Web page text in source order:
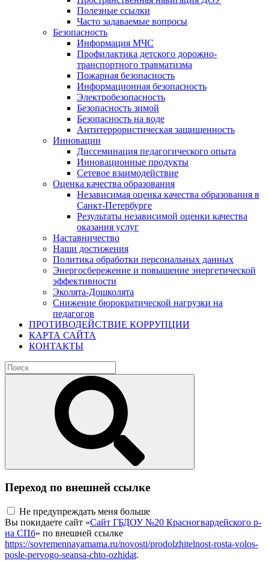
Полезные ссылки
Часто задаваемые вопросы
Безопасность
Информация МЧС
Профилактика детского дорожно-
транспортного травматизма
Пожарная безопасность
Информационная безопасность
Электробезопасность
Безопасность зимой
Безопасность на воде
Антитеррористическая защищенность
Инновации
Диссеминация педагогического опыта
Инновационные продукты
Сетевое взаимодействие
Оценка качества образования
Независимая оценка качества образования в
Санкт-Петербурге
Результаты независимой оценки качества
оказания услуг
Наставничество
Наши достижения
Политика обработки персональных данных
Энергосбережение и повышение энергетической
эффективности
Эколята-Дошколята
Снижение бюрократической нагрузки на
педагогов
ПРОТИВОДЕЙСТВИЕ КОРРУПЦИИ
КАРТА САЙТА
КОНТАКТЫ
Переход по внешней ссылке
Не предупреждать меня больше
Вы покидаете сайт «Сайт ГБДОУ №20 Красногвардейского р-
на СПб» по внешней ссылке
https://sovremennayamama.ru/novosti/prodolzhitelnost-rosta-volos-
posle-pervogo-seansa-chto-ozhidat.